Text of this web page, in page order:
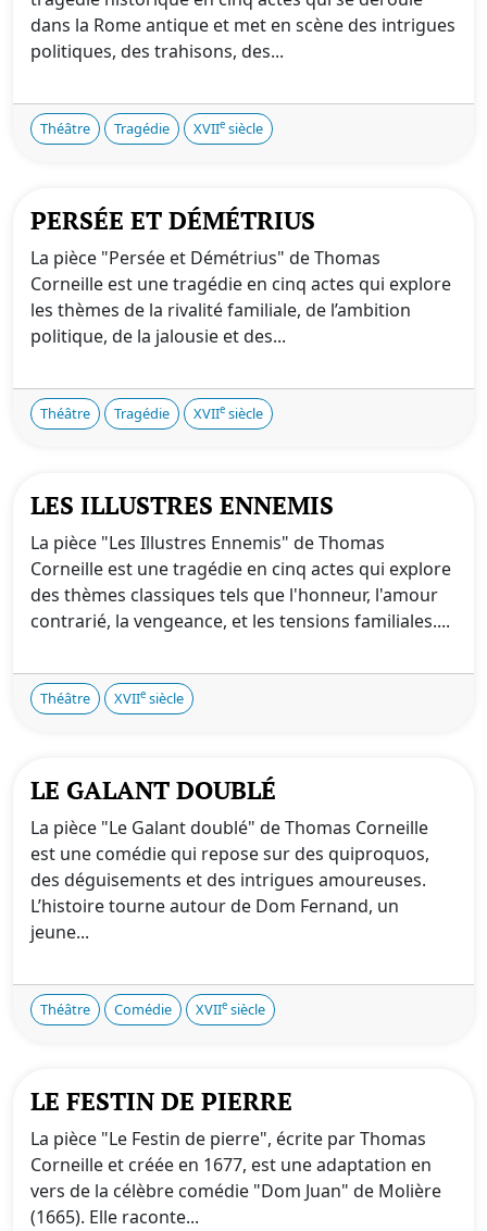
dans la Rome antique et met en scène des intrigues
politiques, des trahisons, des...
Théâtre Tragédie XVIIe siècle
PERSÉE ET DÉMÉTRIUS
La pièce "Persée et Démétrius" de Thomas
Corneille est une tragédie en cinq actes qui explore
les thèmes de la rivalité familiale, de l’ambition
politique, de la jalousie et des...
Théâtre Tragédie XVIIe siècle
LES ILLUSTRES ENNEMIS
La pièce "Les Illustres Ennemis" de Thomas
Corneille est une tragédie en cinq actes qui explore
des thèmes classiques tels que l'honneur, l'amour
contrarié, la vengeance, et les tensions familiales....
Théâtre XVIIe siècle
LE GALANT DOUBLÉ
La pièce "Le Galant doublé" de Thomas Corneille
est une comédie qui repose sur des quiproquos,
des déguisements et des intrigues amoureuses.
L’histoire tourne autour de Dom Fernand, un
jeune...
Théâtre Comédie XVIIe siècle
LE FESTIN DE PIERRE
La pièce "Le Festin de pierre", écrite par Thomas
Corneille et créée en 1677, est une adaptation en
vers de la célèbre comédie "Dom Juan" de Molière
(1665). Elle raconte...